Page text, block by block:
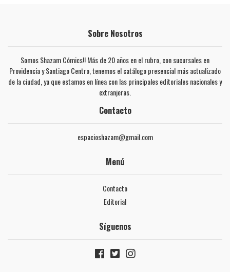
Sobre Nosotros
Somos Shazam Cómics!! Más de 20 años en el rubro, con sucursales en
Providencia y Santiago Centro, tenemos el catálogo presencial más actualizado
de la ciudad, ya que estamos en línea con las principales editoriales nacionales y
extranjeras.
Contacto
espacioshazam@gmail.com
Menú
Contacto
Editorial
Síguenos